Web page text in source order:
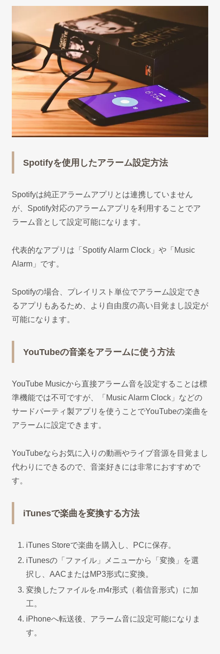
Spotifyを使用したアラーム設定方法
Spotifyは純正アラームアプリとは連携していません
が、Spotify対応のアラームアプリを利用することでア
ラーム音として設定可能になります。
代表的なアプリは「Spotify Alarm Clock」や「Music
Alarm」です。
Spotifyの場合、プレイリスト単位でアラーム設定でき
るアプリもあるため、より自由度の高い目覚まし設定が
可能になります。
YouTubeの音楽をアラームに使う方法
YouTube Musicから直接アラーム音を設定することは標
準機能では不可ですが、「Music Alarm Clock」などの
サードパーティ製アプリを使うことでYouTubeの楽曲を
アラームに設定できます。
YouTubeならお気に入りの動画やライブ音源を目覚まし
代わりにできるので、音楽好きには非常におすすめで
す。
iTunesで楽曲を変換する方法
iTunes Storeで楽曲を購入し、PCに保存。
iTunesの「ファイル」メニューから「変換」を選
択し、AACまたはMP3形式に変換。
変換したファイルを.m4r形式（着信音形式）に加
工。
iPhoneへ転送後、アラーム音に設定可能になりま
す。